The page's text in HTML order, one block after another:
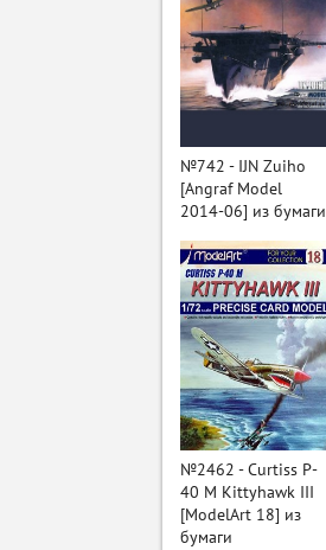
№742 - IJN Zuiho
[Angraf Model
2014-06] из бумаги
№2462 - Curtiss P-
40 M Kittyhawk III
[ModelArt 18] из
бумаги